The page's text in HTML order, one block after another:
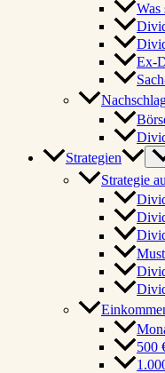
Was
Ex-
Strategien
Strategie
500